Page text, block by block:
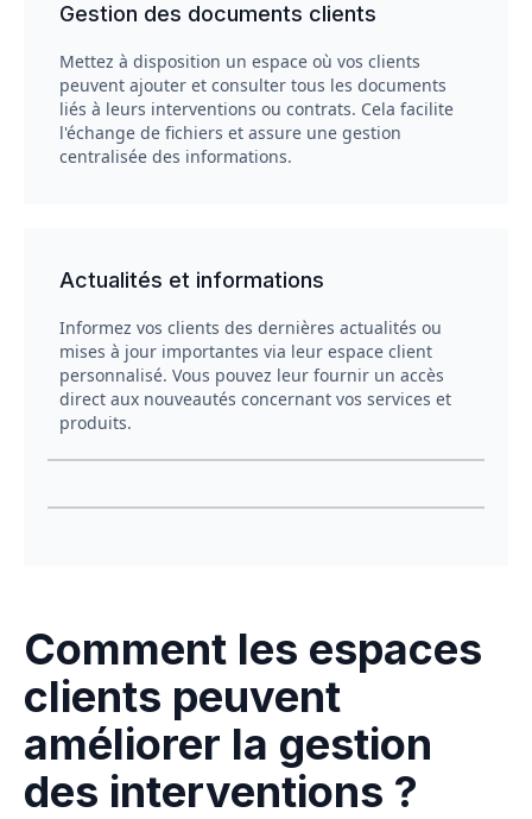
Gestion des documents clients
Mettez à disposition un espace où vos clients
peuvent ajouter et consulter tous les documents
liés à leurs interventions ou contrats. Cela facilite
l'échange de fichiers et assure une gestion
centralisée des informations.
Actualités et informations
Informez vos clients des dernières actualités ou
mises à jour importantes via leur espace client
personnalisé. Vous pouvez leur fournir un accès
direct aux nouveautés concernant vos services et
produits.
Comment les espaces
clients peuvent
améliorer la gestion
des interventions ?